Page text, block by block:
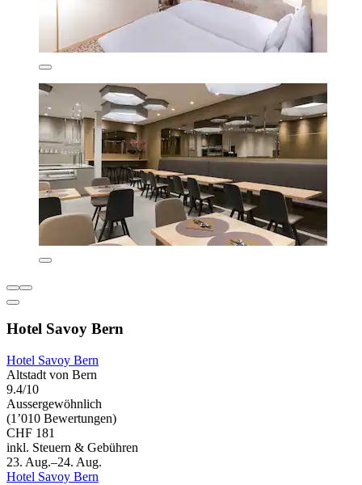
Hotel Savoy Bern
Hotel Savoy Bern
Altstadt von Bern
9.4/10
Aussergewöhnlich
(1’010 Bewertungen)
CHF 181
inkl. Steuern & Gebühren
23. Aug.–24. Aug.
Hotel Savoy Bern